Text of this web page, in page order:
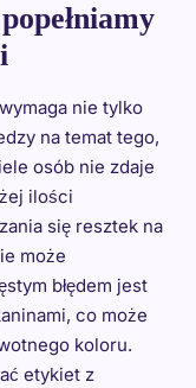
nie tylko
na temat tego,
osób nie zdaje
ilości
się resztek na
może
błędem jest
co może
koloru.
etykiet z